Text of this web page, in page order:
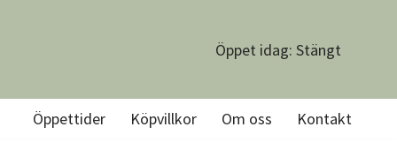
Öppet idag: Stängt
Öppettider Köpvillkor Om oss Kontakt